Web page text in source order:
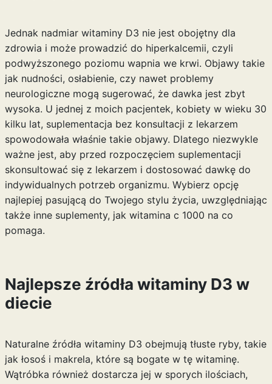
Jednak nadmiar witaminy D3 nie jest obojętny dla
zdrowia i może prowadzić do hiperkalcemii, czyli
podwyższonego poziomu wapnia we krwi. Objawy takie
jak nudności, osłabienie, czy nawet problemy
neurologiczne mogą sugerować, że dawka jest zbyt
wysoka. U jednej z moich pacjentek, kobiety w wieku 30
kilku lat, suplementacja bez konsultacji z lekarzem
spowodowała właśnie takie objawy. Dlatego niezwykle
ważne jest, aby przed rozpoczęciem suplementacji
skonsultować się z lekarzem i dostosować dawkę do
indywidualnych potrzeb organizmu. Wybierz opcję
najlepiej pasującą do Twojego stylu życia, uwzględniając
także inne suplementy, jak witamina c 1000 na co
pomaga.
Najlepsze źródła witaminy D3 w
diecie
Naturalne źródła witaminy D3 obejmują tłuste ryby, takie
jak łosoś i makrela, które są bogate w tę witaminę.
Wątróbka również dostarcza jej w sporych ilościach,